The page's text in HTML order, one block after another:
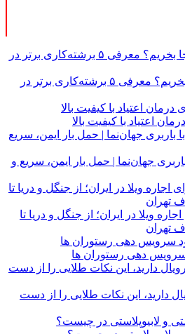
قهوه باکیفیت از کجا بخریم؟ معرفی ۵ برشته‌کاری برتر در
جهان‌نما | حمل بار ایمن، سریع و
ویلا در ایران؛ از جنگل و دریا تا
تهران
سرویس دهی رستوران ها
دارید، این نکات طلایی را از دست